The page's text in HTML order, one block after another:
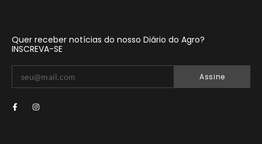
Quer receber notícias do nosso Diário do Agro?
INSCREVA-SE
Assine